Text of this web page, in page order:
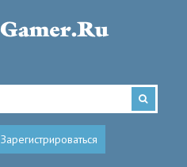
Зарегистрироваться